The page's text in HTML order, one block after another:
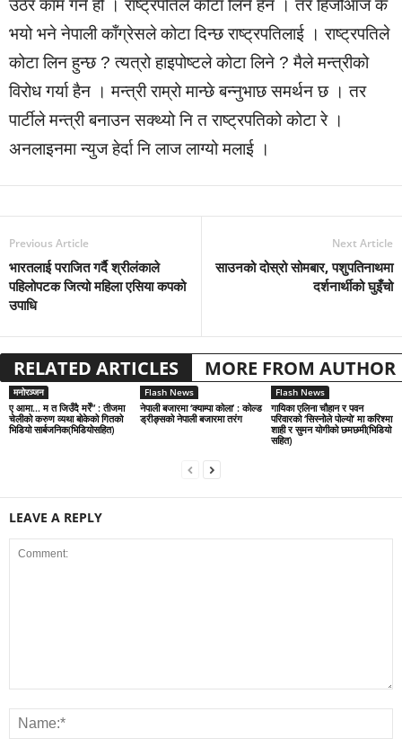
उठेर काम गर्ने हो । राष्ट्रपतिले कोटा लिने हैन । तर हिजोआज के
भयो भने नेपाली काँग्रेसले कोटा दिन्छ राष्ट्रपतिलाई । राष्ट्रपतिले
कोटा लिन हुन्छ ? त्यत्रो हाइपोष्टले कोटा लिने ? मैले मन्त्रीको
विरोध गर्या हैन । मन्त्री राम्रो मान्छे बन्नुभाछ समर्थन छ । तर
पार्टीले मन्त्री बनाउन सक्थ्यो नि त राष्ट्रपतिको कोटा रे ।
अनलाइनमा न्युज हेर्दा नि लाज लाग्यो मलाई ।
Previous Article
भारतलाई पराजित गर्दै श्रीलंकाले
पहिलोपटक जित्यो महिला एसिया कपको
उपाधि
Next Article
साउनको दोस्रो सोमबार, पशुपतिनाथमा
दर्शनार्थीको घुइँचो
RELATED ARTICLES MORE FROM AUTHOR
मनोरञ्जन
ए आमा… म त जिउँदै मरेँ” : तीजमा
चेलीको करुण व्यथा बोकेको गितको
भिडियो सार्बजनिक(भिडियोसहित)
Flash News
नेपाली बजारमा ‘क्याम्पा कोला’ : कोल्ड
ड्रीङ्सको नेपाली बजारमा तरंग
Flash News
गायिका एलिना चौहान र पवन
परिवारको ‘सिस्नोले पोल्यो’ मा करिश्मा
शाही र सुमन योगीको छमछमी(भिडियो
सहित)
LEAVE A REPLY